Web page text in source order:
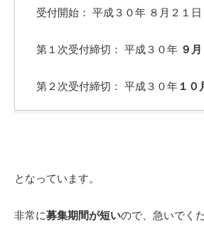
受付開始： 平成３０年 ８月２１日
第１次受付締切： 平成３０年 ９
第２次受付締切： 平成３０年 １０
となっています。
非常に募集期間が短いので、急いでくだ